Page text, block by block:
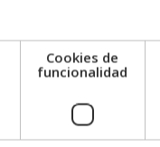
Cookies de
funcionalidad